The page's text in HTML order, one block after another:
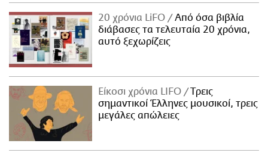
20 χρόνια LiFO
Από όσα βιβλία
διάβασες τα τελευταία 20 χρόνια,
αυτό ξεχωρίζεις
Είκοσι χρόνια LIFO
Tρεις
σημαντικοί Έλληνες μουσικοί, τρεις
μεγάλες απώλειες